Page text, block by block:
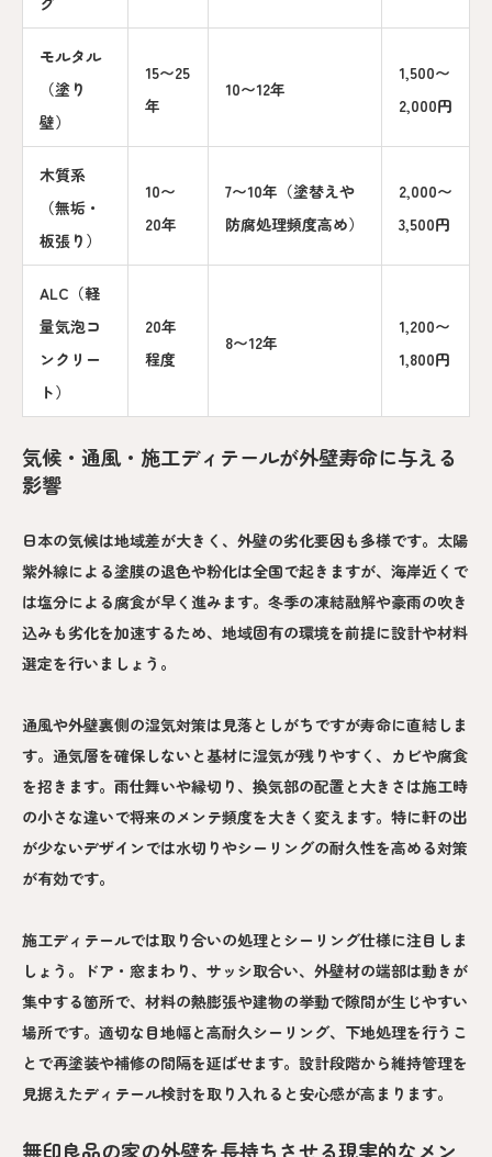
モルタル
（塗り
壁）
15〜25
年
10〜12年
1,500〜
2,000円
木質系
（無垢・
板張り）
10〜
20年
7〜10年（塗替えや
防腐処理頻度高め）
2,000〜
3,500円
ALC（軽
量気泡コ
ンクリー
ト）
20年
程度
8〜12年
1,200〜
1,800円
気候・通風・施工ディテールが外壁寿命に与える
影響
日本の気候は地域差が大きく、外壁の劣化要因も多様です。太陽
紫外線による塗膜の退色や粉化は全国で起きますが、海岸近くで
は塩分による腐食が早く進みます。冬季の凍結融解や豪雨の吹き
込みも劣化を加速するため、地域固有の環境を前提に設計や材料
選定を行いましょう。
通風や外壁裏側の湿気対策は見落としがちですが寿命に直結しま
す。通気層を確保しないと基材に湿気が残りやすく、カビや腐食
を招きます。雨仕舞いや縁切り、換気部の配置と大きさは施工時
の小さな違いで将来のメンテ頻度を大きく変えます。特に軒の出
が少ないデザインでは水切りやシーリングの耐久性を高める対策
が有効です。
施工ディテールでは取り合いの処理とシーリング仕様に注目しま
しょう。ドア・窓まわり、サッシ取合い、外壁材の端部は動きが
集中する箇所で、材料の熱膨張や建物の挙動で隙間が生じやすい
場所です。適切な目地幅と高耐久シーリング、下地処理を行うこ
とで再塗装や補修の間隔を延ばせます。設計段階から維持管理を
見据えたディテール検討を取り入れると安心感が高まります。
無印良品の家の外壁を長持ちさせる現実的なメン